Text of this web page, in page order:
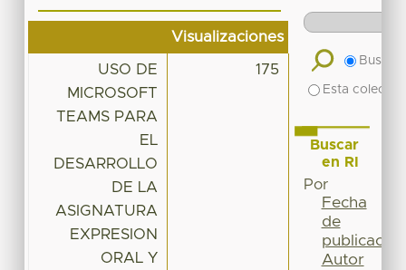
Visualizaciones
USO DE
MICROSOFT
TEAMS PARA
EL
DESARROLLO
DE LA
ASIGNATURA
EXPRESION
ORAL Y
175
Buscar
Esta
Buscar
en RI
Por
Fecha
de
publicación
Autor